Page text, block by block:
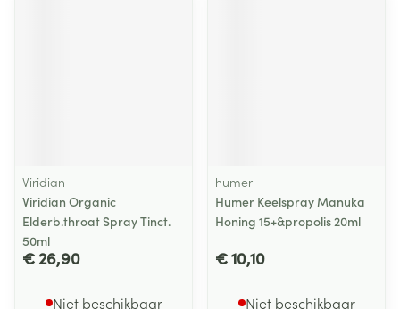
Viridian
Viridian Organic
Elderb.throat Spray Tinct.
50ml
€ 26,90
Niet beschikbaar
humer
Humer Keelspray Manuka
Honing 15+&propolis 20ml
€ 10,10
Niet beschikbaar